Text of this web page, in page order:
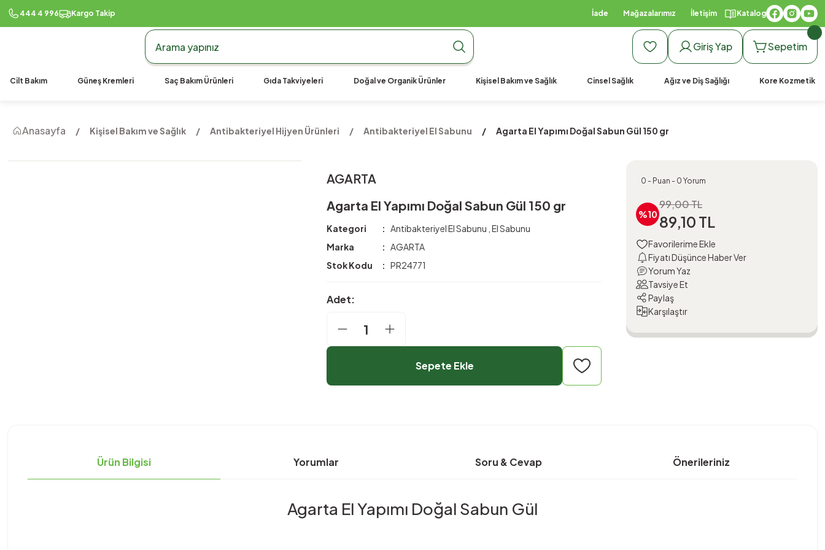
444 4 996 Kargo Takip
990 TL Üzeri Ücretsiz Kargo990 TL Üzeri Ücretsiz Kargo
İade Mağazalarımız İletişim Katalog
Giriş Yap Sepetim
Cilt Bakım Güneş Kremleri Saç Bakım Ürünleri Gıda Takviyeleri Doğal ve Organik Ürünler Kişisel Bakım ve Sağlık Cinsel Sağlık Ağız ve Diş Sağlığı Kore Kozmetik
Anasayfa Kişisel Bakım ve Sağlık Antibakteriyel Hijyen Ürünleri Antibakteriyel El Sabunu Agarta El Yapımı Doğal Sabun Gül 150 gr
AGARTA
Agarta El Yapımı Doğal Sabun Gül 150 gr
Kategori Antibakteriyel El Sabunu El Sabunu
Marka
AGARTA
Stok Kodu
PR24771
Adet:
Sepete Ekle
0 - Puan - 0 Yorum
%10
99,00 TL
89,10 TL
Fiyatı Düşünce Haber Ver
Yorum Yaz
Tavsiye Et
Paylaş
Karşılaştır
Ürün Bilgisi Yorumlar Soru & Cevap Önerileriniz
Agarta El Yapımı Doğal Sabun Gül